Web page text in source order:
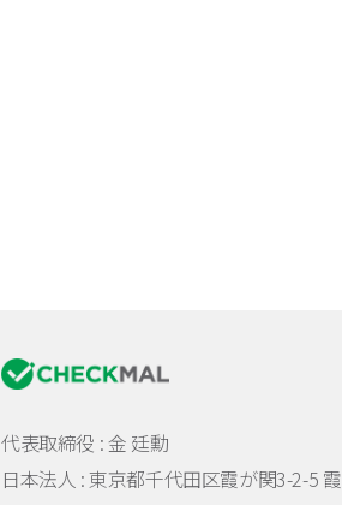
代表取締役 : 金 廷勳
日本法人 :東京都千代田区霞が関3-2-5